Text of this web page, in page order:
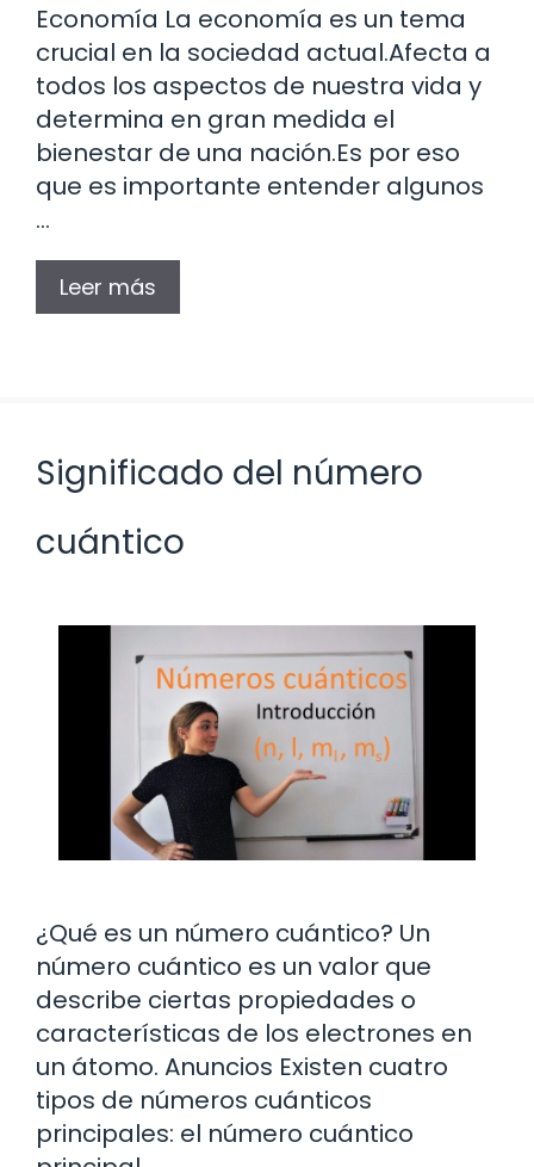
Economía La economía es un tema
crucial en la sociedad actual.Afecta a
todos los aspectos de nuestra vida y
determina en gran medida el
bienestar de una nación.Es por eso
que es importante entender algunos
…
Leer más
Significado del número
cuántico
¿Qué es un número cuántico? Un
número cuántico es un valor que
describe ciertas propiedades o
características de los electrones en
un átomo. Anuncios Existen cuatro
tipos de números cuánticos
principales: el número cuántico